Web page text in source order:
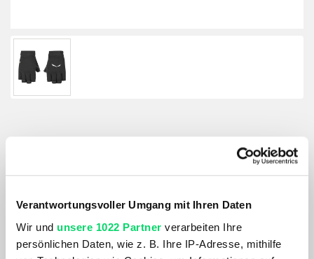
Verantwortungsvoller Umgang mit Ihren Daten
Wir und unsere 1022 Partner verarbeiten Ihre
persönlichen Daten, wie z. B. Ihre IP-Adresse, mithilfe
Größenberater
Größe:
GRÖSSE VARIANTE WÄHLEN
Farbe: